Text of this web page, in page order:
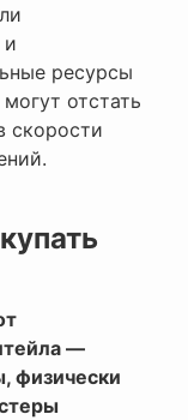
и
ресурсы
отстать
скорости
—
физически